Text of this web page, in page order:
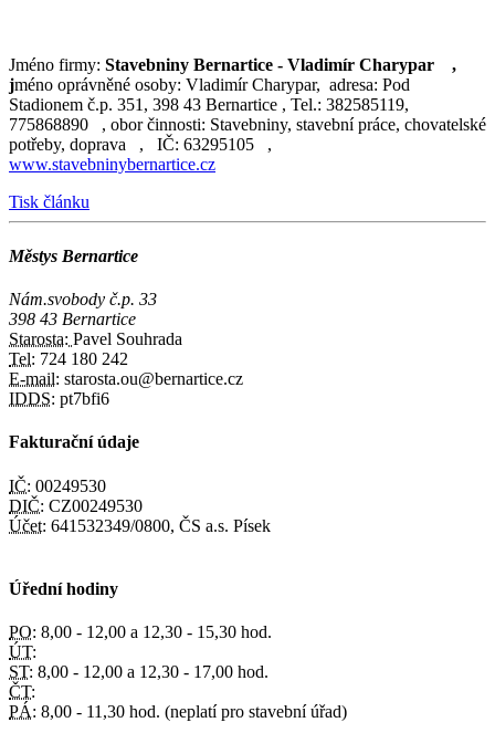
Jméno firmy: Stavebniny Bernartice - Vladimír Charypar ,
jméno oprávněné osoby: Vladimír Charypar, adresa: Pod
Stadionem č.p. 351, 398 43 Bernartice , Tel.: 382585119,
775868890 , obor činnosti: Stavebniny, stavební práce, chovatelské
potřeby, doprava , IČ: 63295105 ,
www.stavebninybernartice.cz
Tisk článku
Městys Bernartice
Nám.svobody č.p. 33
398 43 Bernartice
Starosta: Pavel Souhrada
Tel: 724 180 242
E-mail: starosta.ou@bernartice.cz
IDDS: pt7bfi6
Fakturační údaje
IČ: 00249530
DIČ: CZ00249530
Účet: 641532349/0800, ČS a.s. Písek
Úřední hodiny
PO: 8,00 - 12,00 a 12,30 - 15,30 hod.
ÚT:
ST: 8,00 - 12,00 a 12,30 - 17,00 hod.
ČT:
PÁ: 8,00 - 11,30 hod. (neplatí pro stavební úřad)